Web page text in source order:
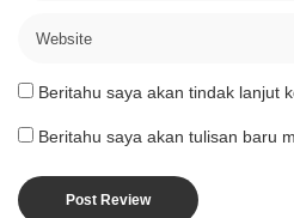
Beritahu saya akan tindak lanjut
Beritahu saya akan tulisan baru